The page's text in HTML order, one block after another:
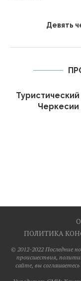
Девять
Черкесии
ПОЛИТИКА
© 2012-2022 Последние
происшествия,
сайте, вы